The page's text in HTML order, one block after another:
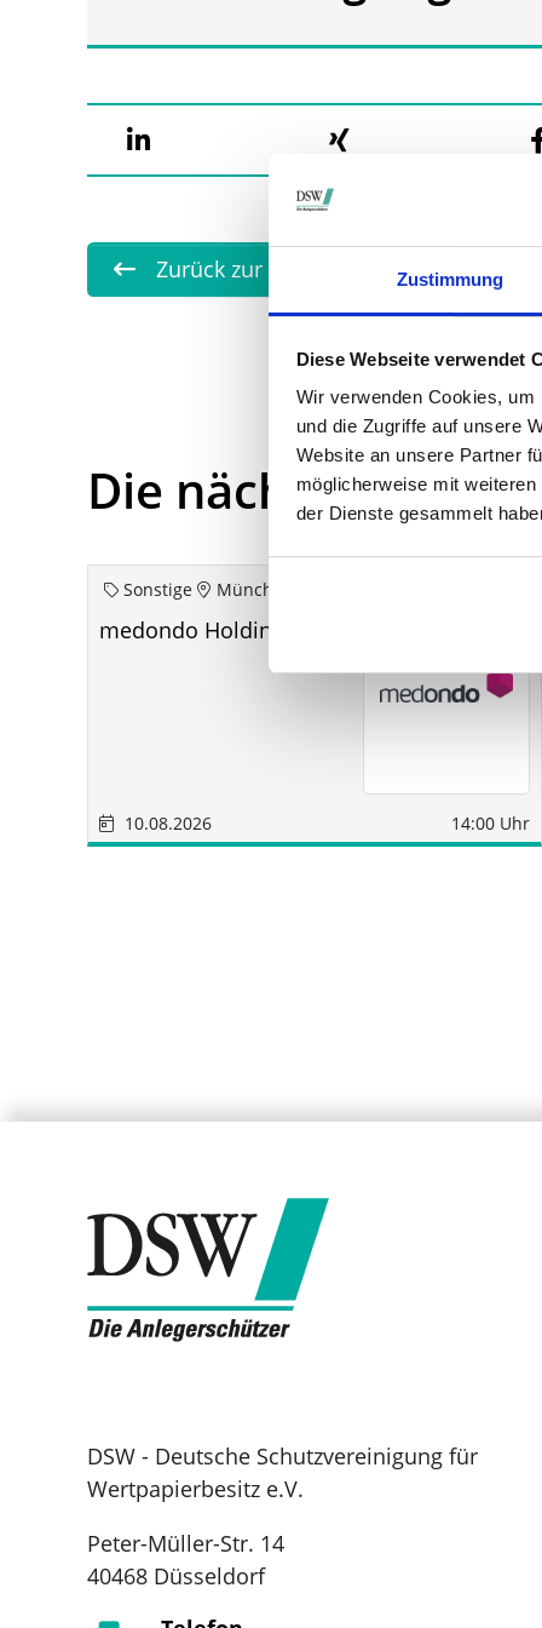
Zustimmung
Diese Webseite verwendet
Wir verwenden Cookies,
und die Zugriffe auf unsere
Website an unsere Partner
möglicherweise mit
der Dienste gesammelt
Zurück zur Übersicht
Die nächsten
Sonstige München
medondo Holding AG
10.08.2026 14:00 Uhr
DSW - Deutsche Schutzvereinigung für
Wertpapierbesitz e.V.
Peter-Müller-Str. 14
40468 Düsseldorf